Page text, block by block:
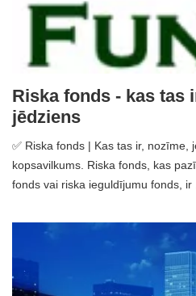
Riska fonds - kas tas
jēdziens
✅ Riska fonds | Kas tas ir, nozīme,
kopsavilkums. Riska fonds, kas
fonds vai riska ieguldījumu fonds, ir